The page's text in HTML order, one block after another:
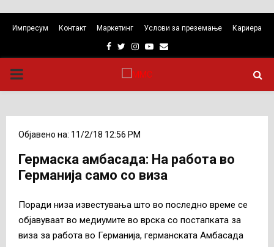
Импресум Контакт Маркетинг Услови за преземање Кариера
Facebook
TwitterInstagram
Youtube
Email
PRIMARY
Објавено на: 11/2/18 12:56 PM
Гермаска амбасада: На работа во
Германија само со виза
Поради низа известувања што во последно време се
објавуваат во медиумите во врска со постапката за
виза за работа во Германија, германската Амбасада